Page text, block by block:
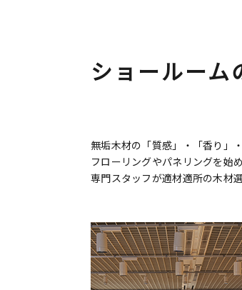
ショールーム
無垢木材の「質感」・「香り」
フローリングやパネリングを始
専門スタッフが適材適所の木材